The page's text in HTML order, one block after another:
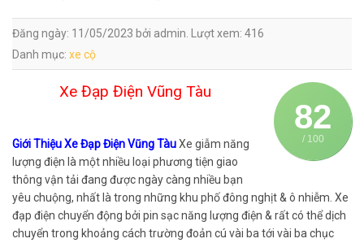
Đăng ngày: 11/05/2023 bởi admin. Lượt xem: 416
Danh mục: xe cộ
82
/ 100
Xe Đạp Điện Vũng Tàu
Giới Thiệu Xe Đạp Điện Vũng TàuXe giẫm năng
lượng điện là một nhiều loại phương tiện giao
thông vận tải đang được ngày càng nhiều bạn
yêu chuộng, nhất là trong những khu phố đông nghịt & ô nhiễm. Xe
đạp điện chuyển động bởi pin sạc năng lượng điện & rất có thể dịch
chuyển trong khoảng cách trường đoản cú vài ba tới vài ba chục